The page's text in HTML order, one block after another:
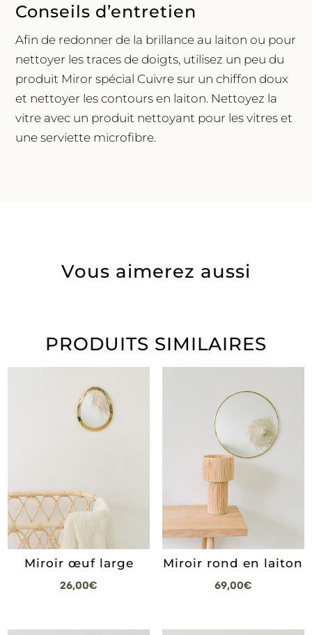
Conseils d’entretien
Afin de redonner de la brillance au laiton ou pour
nettoyer les traces de doigts, utilisez un peu du
produit Miror spécial Cuivre sur un chiffon doux
et nettoyer les contours en laiton. Nettoyez la
vitre avec un produit nettoyant pour les vitres et
une serviette microfibre.
Vous aimerez aussi
PRODUITS SIMILAIRES
Miroir œuf large
26,00€
Miroir rond en laiton
69,00€